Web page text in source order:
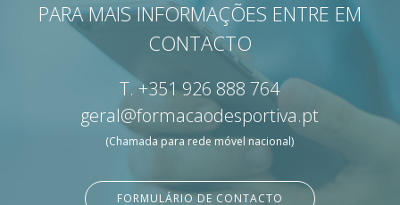
PARA MAIS INFORMAÇÕES ENTRE EM
CONTACTO
T.+351 926 888 764
geral@formacaodesportiva.pt
(Chamada para rede móvel nacional)
FORMULÁRIO DE CONTACTO